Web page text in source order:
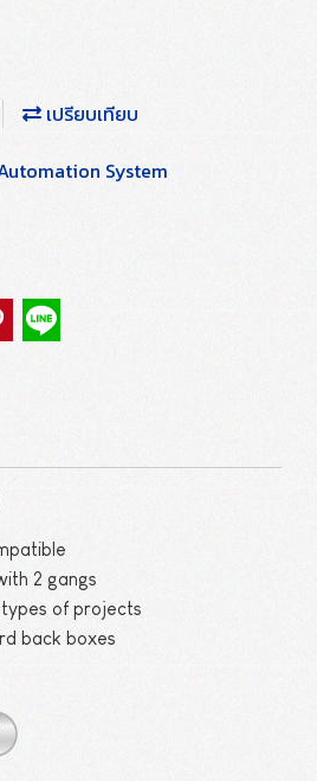
เปรียบเทียบ
System
2 gangs
of projects
back boxes